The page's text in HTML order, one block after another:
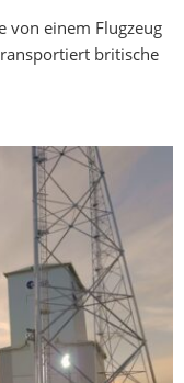
von einem Flugzeug
britische